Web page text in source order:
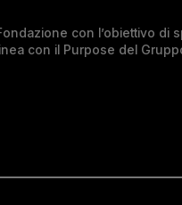
con l’obiettivo di
con il Purpose del